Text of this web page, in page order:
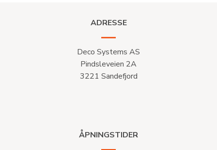
ADRESSE
Deco Systems AS
Pindsleveien 2A
3221 Sandefjord
ÅPNINGSTIDER